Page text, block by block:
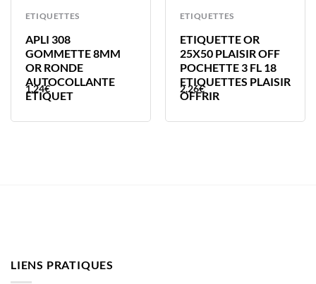
ETIQUETTES
APLI 308
GOMMETTE 8MM
OR RONDE
AUTOCOLLANTE
ETIQUET
1,24€
ETIQUETTES
ETIQUETTE OR
25X50 PLAISIR OFF
POCHETTE 3 FL 18
ETIQUETTES PLAISIR
OFFRIR
2,26€
LIENS PRATIQUES